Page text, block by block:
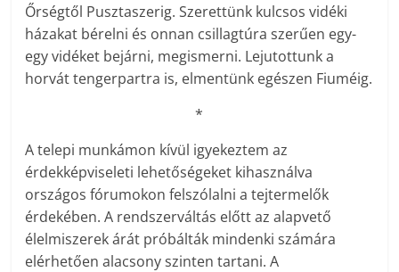
Őrségtől Pusztaszerig. Szerettünk kulcsos vidéki
házakat bérelni és onnan csillagtúra szerűen egy-
egy vidéket bejárni, megismerni. Lejutottunk a
horvát tengerpartra is, elmentünk egészen Fiuméig.
*
A telepi munkámon kívül igyekeztem az
érdekképviseleti lehetőségeket kihasználva
országos fórumokon felszólalni a tejtermelők
érdekében. A rendszerváltás előtt az alapvető
élelmiszerek árát próbálták mindenki számára
elérhetően alacsony szinten tartani. A